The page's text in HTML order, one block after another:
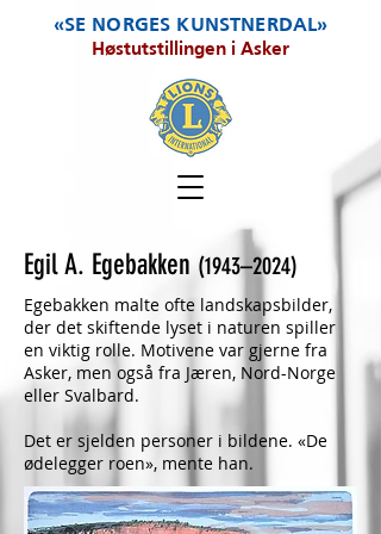
«SE NORGES KUNSTNERDAL»
Høstutstillingen i Asker
Egil A. Egebakken (1943–2024)
Egebakken malte ofte landskapsbilder,
der det skiftende lyset i naturen spiller
en viktig rolle. Motivene var gjerne fra
Asker, men også fra Jæren, Nord-Norge
eller Svalbard.
Det er sjelden personer i bildene. «De
ødelegger roen», mente han.